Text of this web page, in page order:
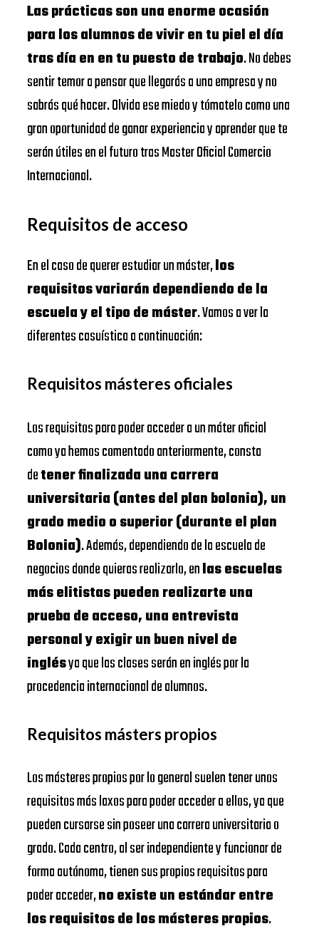
Las prácticas son una enorme ocasión
para los alumnos de vivir en tu piel el día
tras día en en tu puesto de trabajo. No debes
sentir temor a pensar que llegarás a una empresa y no
sabrás qué hacer. Olvida ese miedo y tómatelo como una
gran oportunidad de ganar experiencia y aprender que te
serán útiles en el futuro tras Master Oficial Comercio
Internacional.
Requisitos de acceso
En el caso de querer estudiar un máster,los
requisitos variarán dependiendo de la
escuela y el tipo de máster. Vamos a ver la
diferentes casuística a continuación:
Requisitos másteres oficiales
Los requisitos para poder acceder a un máter oficial
como ya hemos comentado anteriormente, consta
detener finalizada una carrera
universitaria (antes del plan bolonia), un
grado medio o superior (durante el plan
Bolonia). Además, dependiendo de la escuela de
negocios donde quieras realizarlo, enlas escuelas
más elitistas pueden realizarte una
prueba de acceso, una entrevista
personal y exigir un buen nivel de
inglésya que las clases serán en inglés por la
procedencia internacional de alumnos.
Requisitos másters propios
Los másteres propios por lo general suelen tener unos
requisitos más laxos para poder acceder a ellos, ya que
pueden cursarse sin poseer una carrera universitaria o
grado. Cada centro, al ser independiente y funcionar de
forma autónoma, tienen sus propios requisitos para
poder acceder,no existe un estándar entre
los requisitos de los másteres propios.